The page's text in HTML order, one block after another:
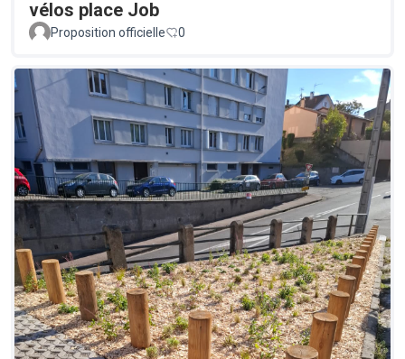
vélos place Job
Proposition officielle 0